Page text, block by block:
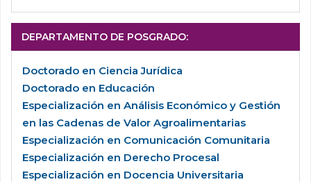
DEPARTAMENTO DE POSGRADO:
Doctorado en Ciencia Jurídica
Doctorado en Educación
Especialización en Análisis Económico y Gestión
en las Cadenas de Valor Agroalimentarias
Especialización en Comunicación Comunitaria
Especialización en Derecho Procesal
Especialización en Docencia Universitaria